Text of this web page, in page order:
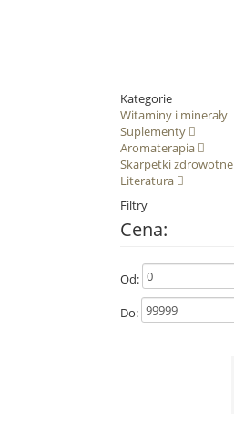
Kategorie
Witaminy i minerały
Suplementy
Aromaterapia
Skarpetki zdrowotne
Literatura
Filtry
Cena:
Od:
Do: